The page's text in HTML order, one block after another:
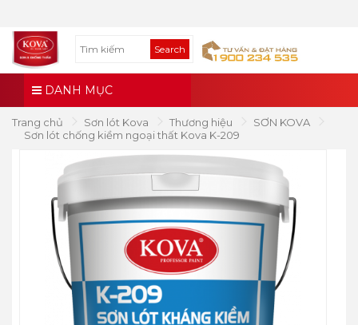
Search
DANH MỤC
Trang chủ Sơn lót Kova Thương hiệu
SƠN KOVA
Sơn lót chống kiềm ngoại thất Kova K-209